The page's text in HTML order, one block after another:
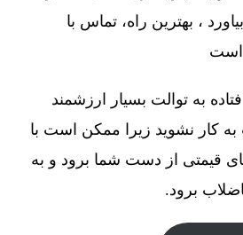
، بهترین راه، تماس با
است
به توالت بسیار ارزشمند
کار نشوید زیرا ممکن است با
قیمتی از دست شما برود و به
برود.